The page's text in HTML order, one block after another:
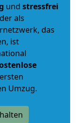
und stressfrei
als
das
ist
Umzug.